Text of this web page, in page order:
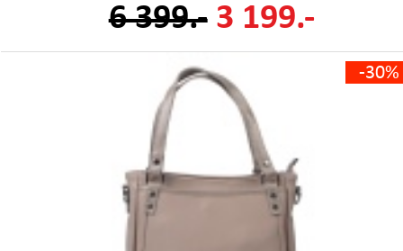
6 399.- 3 199.-
-30%